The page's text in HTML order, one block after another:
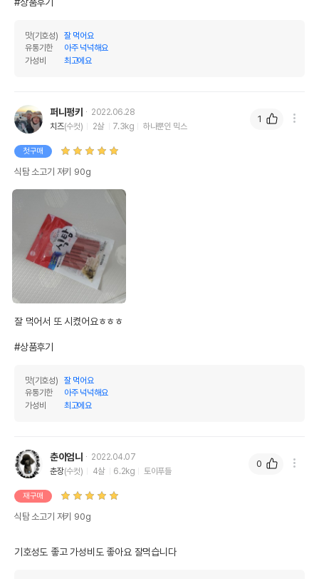
맛(기호성)
잘 먹어요
유통기한
아주 넉넉해요
가성비
최고에요
퍼니펑키
2022.06.28
치즈(수컷) 2살 7.3kg 하나뿐인 믹스
첫구매
식탐 소고기 져키 90g
잘 먹어서 또 시켰어요ㅎㅎㅎ
#상품후기
맛(기호성)
잘 먹어요
유통기한
아주 넉넉해요
가성비
최고에요
1
춘이엄니
2022.04.07
춘장(수컷) 4살 6.2kg 토이푸들
재구매
식탐 소고기 져키 90g
기호성도 좋고 가성비도 좋아요 잘먹습니다
0